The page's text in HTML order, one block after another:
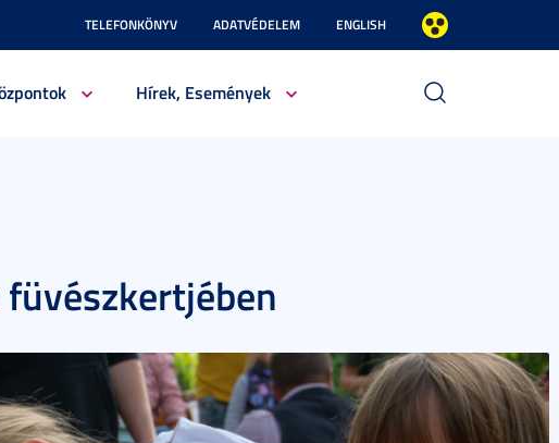
TELEFONKÖNYV ADATVÉDELEM ENGLISH
Hírek, Események